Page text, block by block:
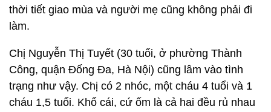
thời tiết giao mùa và người mẹ cũng không phải đi
làm.
Chị Nguyễn Thị Tuyết (30 tuổi, ở phường Thành
Công, quận Đống Đa, Hà Nội) cũng lâm vào tình
trạng như vậy. Chị có 2 nhóc, một cháu 4 tuổi và 1
cháu 1,5 tuổi. Khổ cái, cứ ốm là cả hai đều rủ nhau